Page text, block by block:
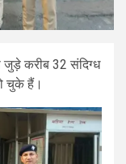
जुड़े करीब 32 संदिग्ध
चुके हैं।